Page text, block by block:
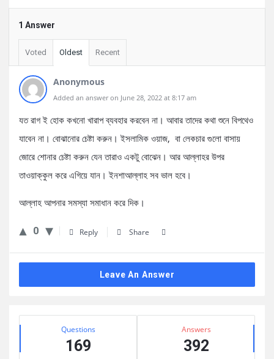
1 Answer
Voted Oldest Recent
Anonymous
Added an answer on June 28, 2022 at 8:17 am
যত রাগ ই হোক কখনো খারাপ ব্যবহার করবেন না। আবার তাদের কথা শুনে বিপথেও
যাবেন না। বোঝানোর চেষ্টা করুন। ইসলামিক ওয়াজ, বা লেকচার গুলো বাসায়
জোরে শোনার চেষ্টা করুন যেন তারাও একটু বোঝেন। আর আল্লাহর উপর
তাওয়াক্কুল করে এগিয়ে যান। ইনশাআল্লাহ সব ভাল হবে।
আল্লাহ আপনার সমস্যা সমাধান করে দিক।
0 Reply Share
Leave An Answer
Sidebar
Stats Questions
169
Answers
392